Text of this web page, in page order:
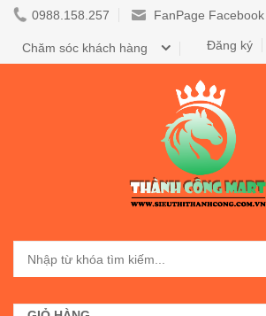
0988.158.257 FanPage Facebook
Đăng ký
Chăm sóc khách hàng